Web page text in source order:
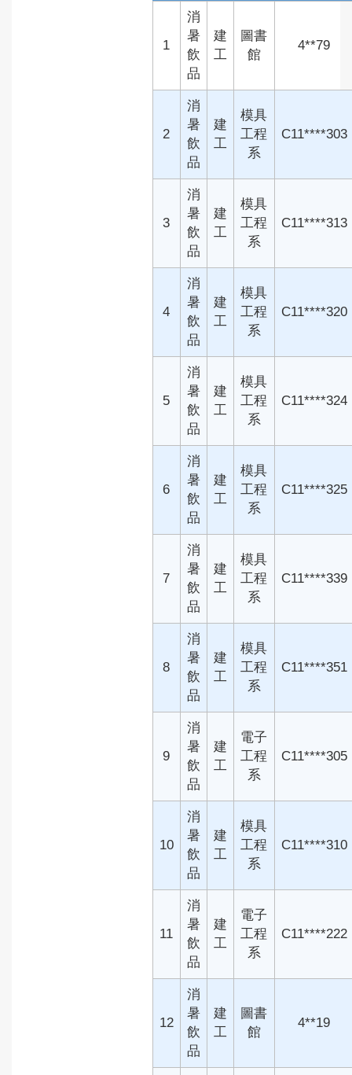
1
消
暑
飲
品
建
工
圖書
館
4**79
2
消
暑
飲
品
建
工
模具
工程
系
C11****303
3
消
暑
飲
品
建
工
模具
工程
系
C11****313
4
消
暑
飲
品
建
工
模具
工程
系
C11****320
5
消
暑
飲
品
建
工
模具
工程
系
C11****324
6
消
暑
飲
品
建
工
模具
工程
系
C11****325
7
消
暑
飲
品
建
工
模具
工程
系
C11****339
8
消
暑
飲
品
建
工
模具
工程
系
C11****351
9
消
暑
飲
品
建
工
電子
工程
系
C11****305
10
消
暑
飲
品
建
工
模具
工程
系
C11****310
11
消
暑
飲
品
建
工
電子
工程
系
C11****222
12
消
暑
飲
品
建
工
圖書
館
4**19